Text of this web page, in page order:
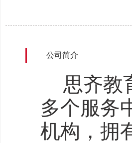
公司简介
思齐教
多个服务
机构，拥